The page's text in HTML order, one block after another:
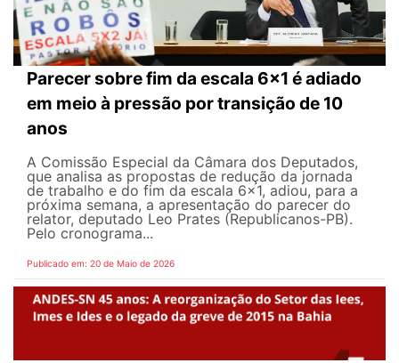
Parecer sobre fim da escala 6x1 é adiado
em meio à pressão por transição de 10
anos
A Comissão Especial da Câmara dos Deputados,
que analisa as propostas de redução da jornada
de trabalho e do fim da escala 6x1, adiou, para a
próxima semana, a apresentação do parecer do
relator, deputado Leo Prates (Republicanos-PB).
Pelo cronograma...
Publicado em: 20 de Maio de 2026